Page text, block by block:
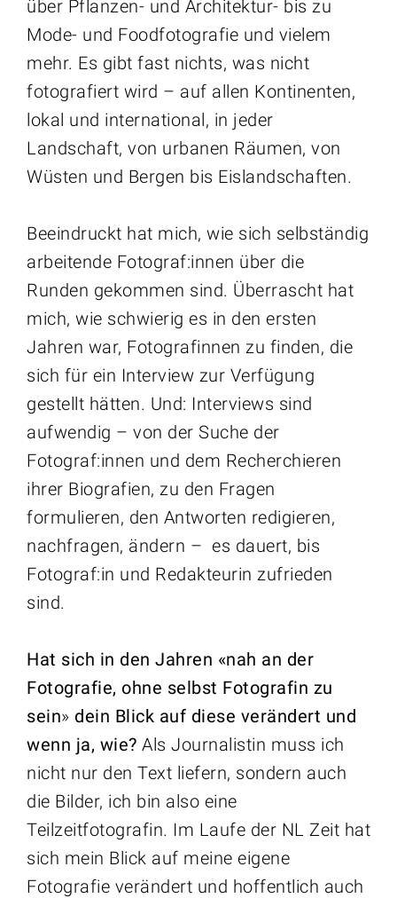
über Pflanzen- und Architektur- bis zu
Mode- und Foodfotografie und vielem
mehr. Es gibt fast nichts, was nicht
fotografiert wird – auf allen Kontinenten,
lokal und international, in jeder
Landschaft, von urbanen Räumen, von
Wüsten und Bergen bis Eislandschaften.
Beeindruckt hat mich, wie sich selbständig
arbeitende Fotograf:innen über die
Runden gekommen sind. Überrascht hat
mich, wie schwierig es in den ersten
Jahren war, Fotografinnen zu finden, die
sich für ein Interview zur Verfügung
gestellt hätten. Und: Interviews sind
aufwendig – von der Suche der
Fotograf:innen und dem Recherchieren
ihrer Biografien, zu den Fragen
formulieren, den Antworten redigieren,
nachfragen, ändern – es dauert, bis
Fotograf:in und Redakteurin zufrieden
sind.
Hat sich in den Jahren «nah an der
Fotografie, ohne selbst Fotografin zu
sein» dein Blick auf diese verändert und
wenn ja, wie? Als Journalistin muss ich
nicht nur den Text liefern, sondern auch
die Bilder, ich bin also eine
Teilzeitfotografin. Im Laufe der NL Zeit hat
sich mein Blick auf meine eigene
Fotografie verändert und hoffentlich auch